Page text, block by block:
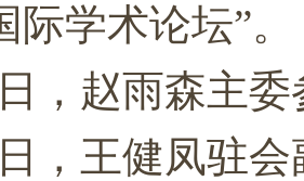
际学术论坛”
，赵雨森主
，王健凤驻